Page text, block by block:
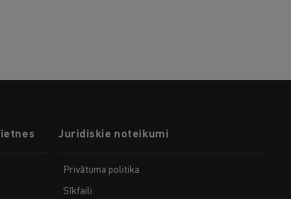
Juridiskie noteikumi
Privātuma politika
Sīkfaili